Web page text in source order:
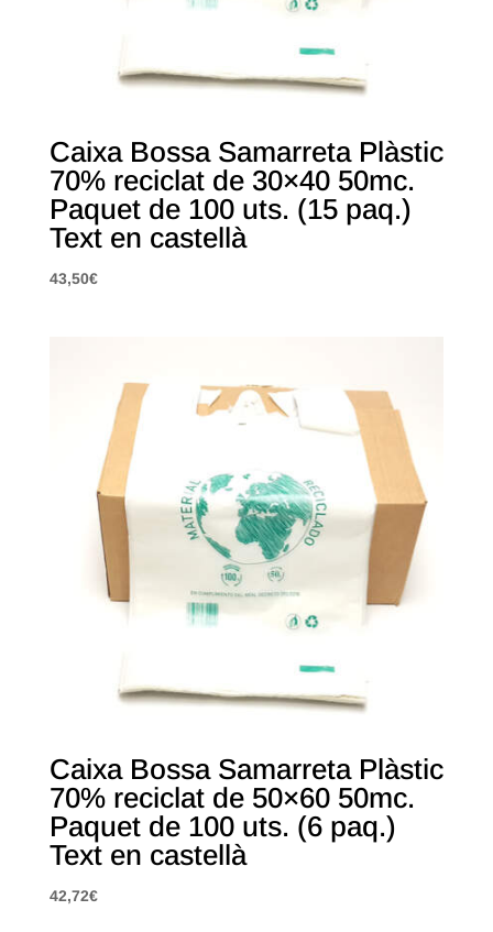
Caixa Bossa Samarreta Plàstic
70% reciclat de 30×40 50mc.
Paquet de 100 uts. (15 paq.)
Text en castellà
43,50€
Caixa Bossa Samarreta Plàstic
70% reciclat de 50×60 50mc.
Paquet de 100 uts. (6 paq.)
Text en castellà
42,72€